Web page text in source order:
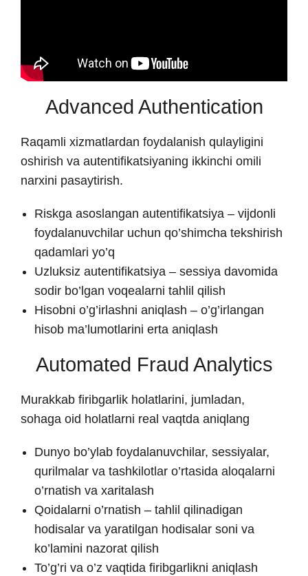
Advanced Authentication
Raqamli xizmatlardan foydalanish qulayligini
oshirish va autentifikatsiyaning ikkinchi omili
narxini pasaytirish.
Riskga asoslangan autentifikatsiya – vijdonli
foydalanuvchilar uchun qo’shimcha tekshirish
qadamlari yo’q
Uzluksiz autentifikatsiya – sessiya davomida
sodir bo’lgan voqealarni tahlil qilish
Hisobni o’g’irlashni aniqlash – o’g’irlangan
hisob ma’lumotlarini erta aniqlash
Automated Fraud Analytics
Murakkab firibgarlik holatlarini, jumladan,
sohaga oid holatlarni real vaqtda aniqlang
Dunyo bo’ylab foydalanuvchilar, sessiyalar,
qurilmalar va tashkilotlar o’rtasida aloqalarni
o’rnatish va xaritalash
Qoidalarni o’rnatish – tahlil qilinadigan
hodisalar va yaratilgan hodisalar soni va
ko’lamini nazorat qilish
To’g’ri va o’z vaqtida firibgarlikni aniqlash